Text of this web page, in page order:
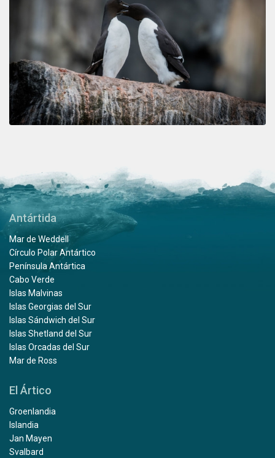
Antártida
Mar de Weddell
Círculo Polar Antártico
Península Antártica
Cabo Verde
Islas Malvinas
Islas Georgias del Sur
Islas Sándwich del Sur
Islas Shetland del Sur
Islas Orcadas del Sur
Mar de Ross
El Ártico
Groenlandia
Islandia
Jan Mayen
Svalbard